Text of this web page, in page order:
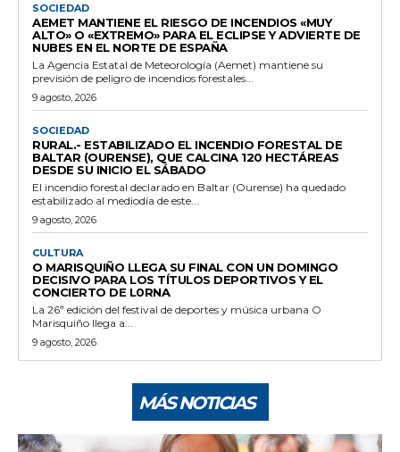
SOCIEDAD
AEMET MANTIENE EL RIESGO DE INCENDIOS «MUY
ALTO» O «EXTREMO» PARA EL ECLIPSE Y ADVIERTE DE
NUBES EN EL NORTE DE ESPAÑA
La Agencia Estatal de Meteorología (Aemet) mantiene su
previsión de peligro de incendios forestales...
9 agosto, 2026
SOCIEDAD
RURAL.- ESTABILIZADO EL INCENDIO FORESTAL DE
BALTAR (OURENSE), QUE CALCINA 120 HECTÁREAS
DESDE SU INICIO EL SÁBADO
El incendio forestal declarado en Baltar (Ourense) ha quedado
estabilizado al mediodía de este...
9 agosto, 2026
CULTURA
O MARISQUIÑO LLEGA SU FINAL CON UN DOMINGO
DECISIVO PARA LOS TÍTULOS DEPORTIVOS Y EL
CONCIERTO DE L0RNA
La 26ª edición del festival de deportes y música urbana O
Marisquiño llega a...
9 agosto, 2026
MÁS NOTICIAS